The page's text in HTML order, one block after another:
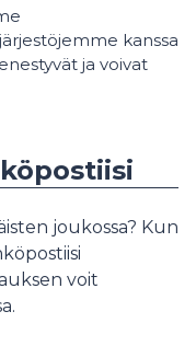
kanssa
ja voivat
joukossa? Kun
voit